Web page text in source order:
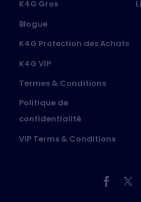
K4G Gros
Blogue
K4G Protection des Achats
K4G VIP
Termes & Conditions
Politique de
confidentialité
VIP Terms & Conditions